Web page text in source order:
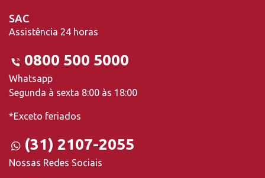
SAC
Assistência 24 horas
0800 500 5000
Whatsapp
Segunda à sexta 8:00 às 18:00
*Exceto feriados
(31) 2107-2055
Nossas Redes Sociais